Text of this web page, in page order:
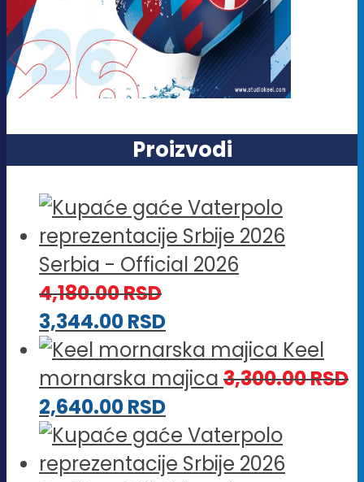
Proizvodi
Serbia - Official 2026
4,180.00RSD
3,344.00RSD
Keel
mornarska majica 3,300.00RSD
2,640.00RSD